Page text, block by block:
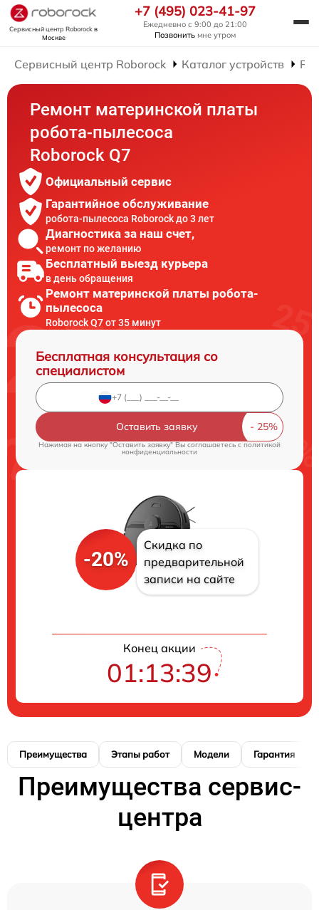
Сервисный центр Roborockв
Москве
+7 (495) 023-41-97
Ежедневно с 9:00 до 21:00
Позвонить мне утром
Сервисный центр Roborock Каталог устройств
Ремонт материнской платы
робота-пылесоса
Roborock Q7
Официальный сервис
Гарантийное обслуживание
робота-пылесоса Roborock до 3 лет
Диагностика за наш счет,
ремонт по желанию
Бесплатный выезд курьера
в день обращения
Ремонт материнской платы робота-
пылесоса
Roborock Q7 от 35 минут
Бесплатная консультация со
специалистом
Оставить заявку
Нажимая на кнопку "Оставить заявку" Вы соглашаетесь cполитикой
конфиденциальности
-20%
Скидка по
предварительной
записи на сайте
Конец акции
01:13:38
Преимущества Этапы работ Модели Гарантия
Преимущества сервис-
центра